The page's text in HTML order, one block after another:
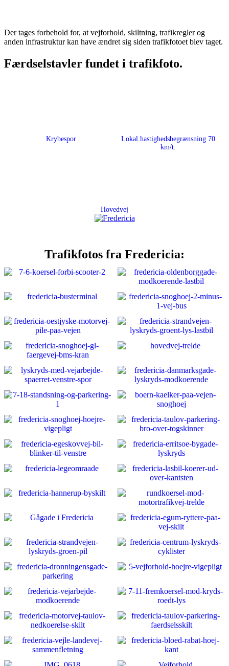
Der tages forbehold for, at vejforhold, skiltning, trafikregler og
anden infrastruktur kan have ændret sig siden trafikfotoet blev taget.
Færdselstavler fundet i trafikfoto.
Krybespor
Lokal hastighedsbegrænsning 70
km/t.
Hovedvej
Trafikfotos fra Fredericia: